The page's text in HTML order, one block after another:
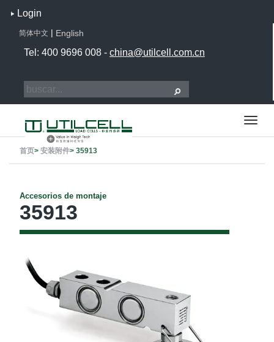
Login
简体中文 | English
Tel: 400 9696 008 - china@utilcell.com.cn
首页> 安装附件> 35913
Accesorios de montaje
35913